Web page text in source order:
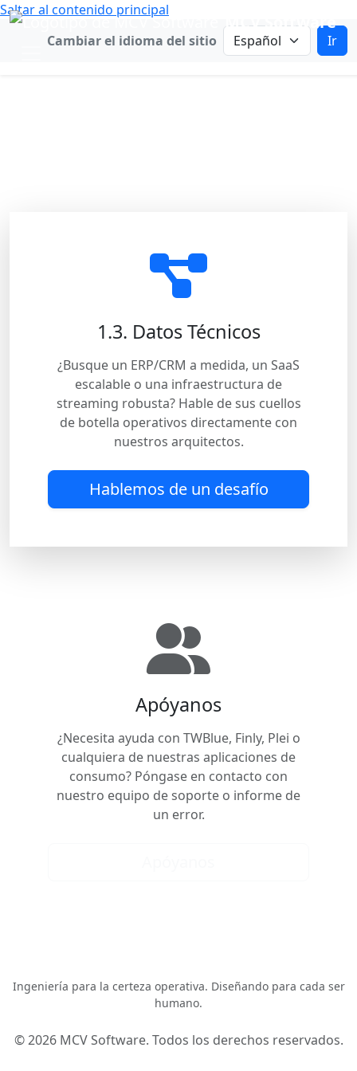
Saltar al contenido principal
MCV Software
Cambiar idioma
Cambiar el idioma del sitio Ir
1.3. Datos Técnicos
¿Busque un ERP/CRM a medida, un SaaS
escalable o una infraestructura de
streaming robusta? Hable de sus cuellos
de botella operativos directamente con
nuestros arquitectos.
Hablemos de un desafío
Apóyanos
¿Necesita ayuda con TWBlue, Finly, Plei o
cualquiera de nuestras aplicaciones de
consumo? Póngase en contacto con
nuestro equipo de soporte o informe de
un error.
Ingeniería para la certeza operativa. Diseñando para cada ser
humano.
© 2026 MCV Software. Todos los derechos reservados.